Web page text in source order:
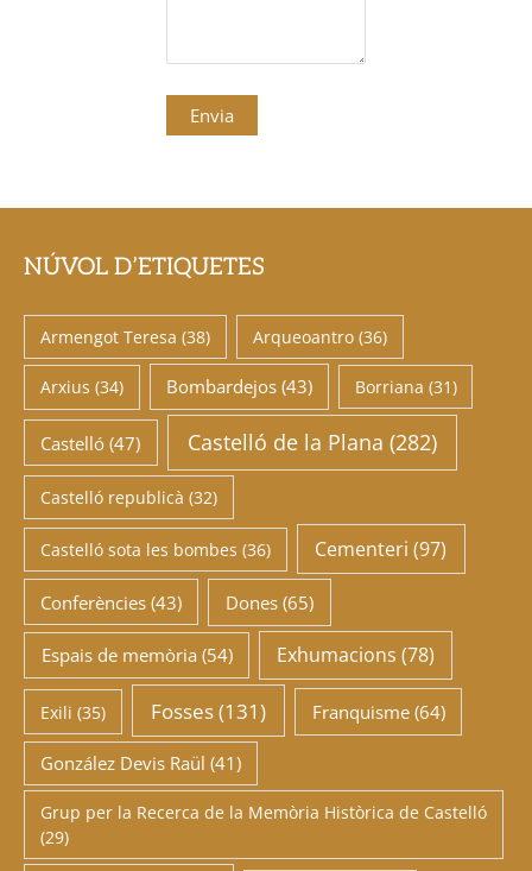
NÚVOL D’ETIQUETES
Armengot Teresa (38) Arqueoantro(36)
Arxius (34) Bombardejos(43) Borriana (31)
Castelló (47) Castelló de la Plana (282)
Castelló republicà (32)
Castelló sota les bombes (36) Cementeri (97)
Conferències (43) Dones(65)
Espais de memòria (54) Exhumacions (78)
Exili (35) Fosses(131) Franquisme(64)
González Devis Raül (41)
Grup per la Recerca de la Memòria Històrica de Castelló
(29)